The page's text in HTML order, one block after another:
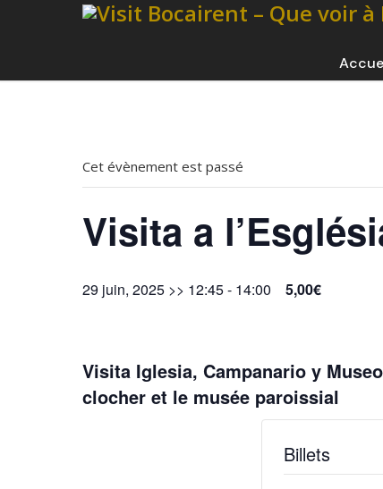
Cet évènement est passé
Visita a
29 juin, 2025 >> 12:45- 14:00 5,00€
Visita Iglesia, Campanario y
clocher et le musée paroissial
Billets